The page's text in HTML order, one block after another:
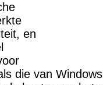
en
die van